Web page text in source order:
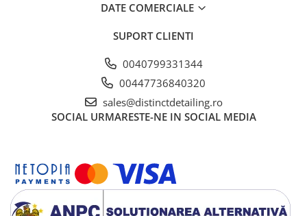
DATE COMERCIALE
SUPORT CLIENTI
0040799331344
00447736840320
sales@distinctdetailing.ro
SOCIAL URMARESTE-NE IN SOCIAL MEDIA